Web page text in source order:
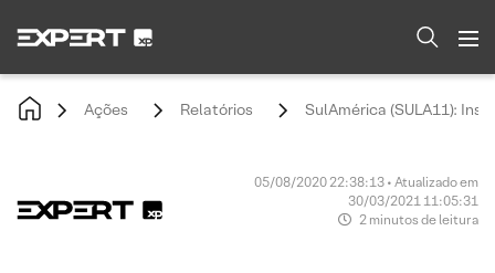
Ações Relatórios SulAmérica (SULA11):
05/08/2020 22:38:13 • Atualizado em
30/03/2021 11:05:31
2 minutos de leitura